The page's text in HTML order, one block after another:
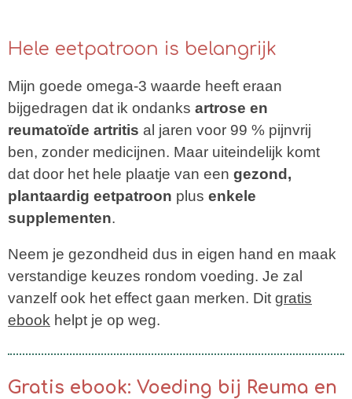
Hele eetpatroon is belangrijk
Mijn goede omega-3 waarde heeft eraan
bijgedragen dat ik ondanks artrose en
reumatoïde artritis al jaren voor 99 % pijnvrij
ben, zonder medicijnen. Maar uiteindelijk komt
dat door het hele plaatje van een gezond,
plantaardig eetpatroon plus enkele
supplementen.
Neem je gezondheid dus in eigen hand en maak
verstandige keuzes rondom voeding. Je zal
vanzelf ook het effect gaan merken. Dit gratis
ebook helpt je op weg.
Gratis ebook: Voeding bij Reuma en